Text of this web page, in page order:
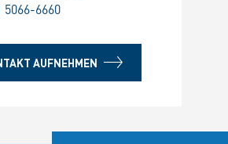
5066-6660
AUFNEHMEN